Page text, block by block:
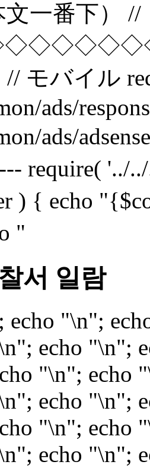
一番下） //
// モバイル
ads/
ads/
require( '../
) { echo
"
서 일람
echo "\n";
echo "\n";
"\n"; echo
echo "\n";
"\n"; echo
echo "\n";